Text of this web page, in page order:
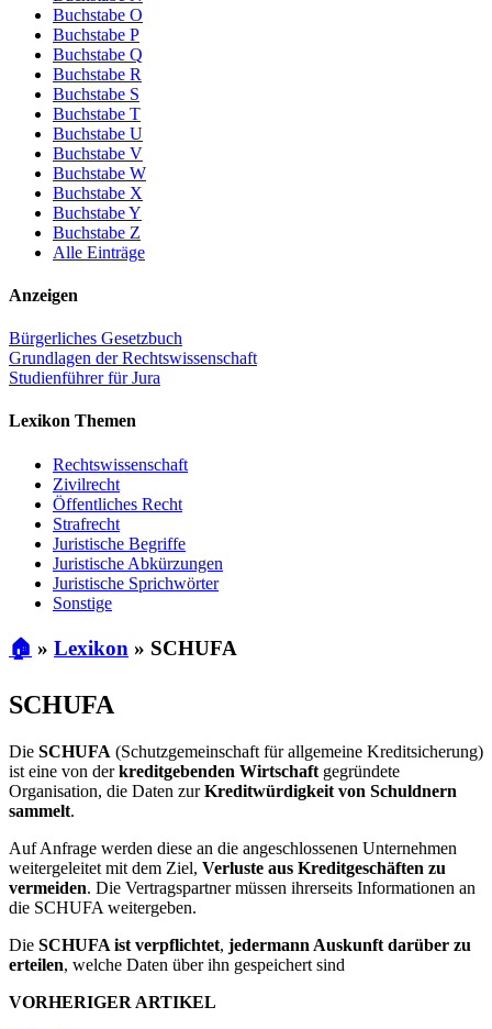
Buchstabe O
Buchstabe P
Buchstabe Q
Buchstabe R
Buchstabe S
Buchstabe T
Buchstabe U
Buchstabe V
Buchstabe W
Buchstabe X
Buchstabe Y
Buchstabe Z
Alle Einträge
Anzeigen
Bürgerliches Gesetzbuch
Grundlagen der Rechtswissenschaft
Studienführer für Jura
Lexikon Themen
Rechtswissenschaft
Zivilrecht
Öffentliches Recht
Strafrecht
Juristische Begriffe
Juristische Abkürzungen
Juristische Sprichwörter
Sonstige
🏠 » Lexikon » SCHUFA
SCHUFA
Die SCHUFA (Schutzgemeinschaft für allgemeine Kreditsicherung)
ist eine von derkreditgebenden Wirtschaft gegründete
Organisation, die Daten zurKreditwürdigkeit von Schuldnern
sammelt.
Auf Anfrage werden diese an die angeschlossenen Unternehmen
weitergeleitet mit dem Ziel, Verluste aus Kreditgeschäften zu
vermeiden. Die Vertragspartner müssen ihrerseits Informationen an
die SCHUFA weitergeben.
Die SCHUFA ist verpflichtet, jedermann Auskunft darüber zu
erteilen, welche Daten über ihn gespeichert sind
VORHERIGER ARTIKEL